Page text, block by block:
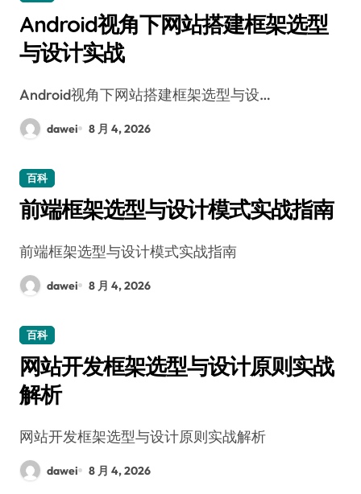
Android视角下网站搭建框架选型
与设计实战
Android视角下网站搭建框架选型与设…
dawei 8 月 4, 2026
百科
前端框架选型与设计模式实战指南
前端框架选型与设计模式实战指南
dawei 8 月 4, 2026
百科
网站开发框架选型与设计原则实战
解析
网站开发框架选型与设计原则实战解析
dawei 8 月 4, 2026